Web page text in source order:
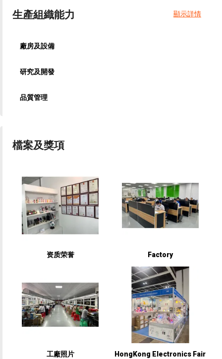
生產組織能力 顯示詳情
廠房及設備
研究及開發
品質管理
檔案及獎項
资质荣誉 Factory
工廠照片 HongKong Electronics Fair